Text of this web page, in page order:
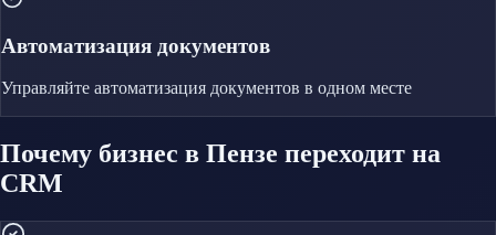
Автоматизация документов
Управляйте автоматизация документов в одном месте
Почему бизнес в Пензе переходит на
CRM